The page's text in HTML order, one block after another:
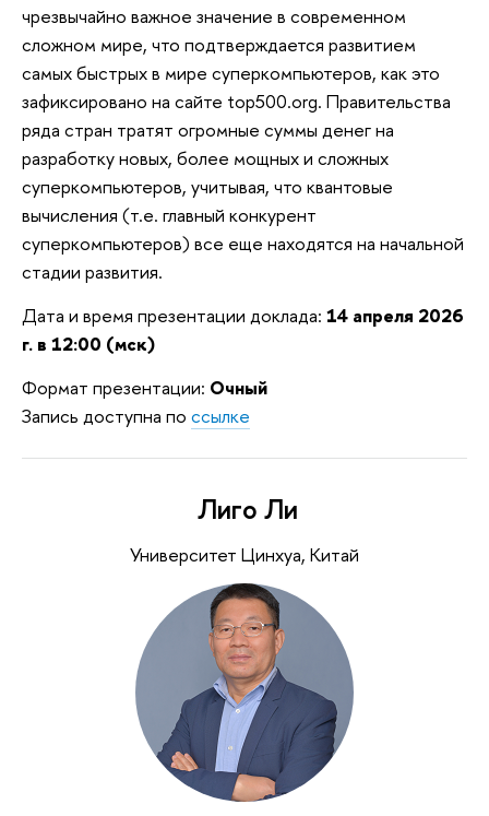
чрезвычайно важное значение в современном
сложном мире, что подтверждается развитием
самых быстрых в мире суперкомпьютеров, как это
зафиксировано на сайте top500.org. Правительства
ряда стран тратят огромные суммы денег на
разработку новых, более мощных и сложных
суперкомпьютеров, учитывая, что квантовые
вычисления (т.е. главный конкурент
суперкомпьютеров) все еще находятся на начальной
стадии развития.
Дата и время презентации доклада: 14 апреля 2026
г. в 12:00 (мск)
Формат презентации: Очный
Запись доступна по ссылке
Лиго Ли
Университет Цинхуа, Китай